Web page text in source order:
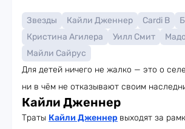
Звезды Кайли Дженнер Cardi B
Кристина Агилера
Уилл Смит
Майли Сайрус
Для детей ничего не жалко — это о
ни в чём не отказывают своим
Кайли Дженнер
Траты Кайли Дженнер выходят за